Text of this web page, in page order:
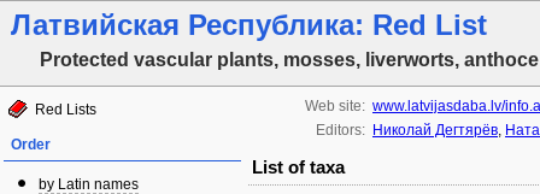
Латвийская Республика: Red List
Protected vascular plants, mosses, liverworts,
Red Lists
Order
by Latin names
Web site: www.latvijasdaba.lv/
Editors: Николай Дегтярёв,
List of taxa